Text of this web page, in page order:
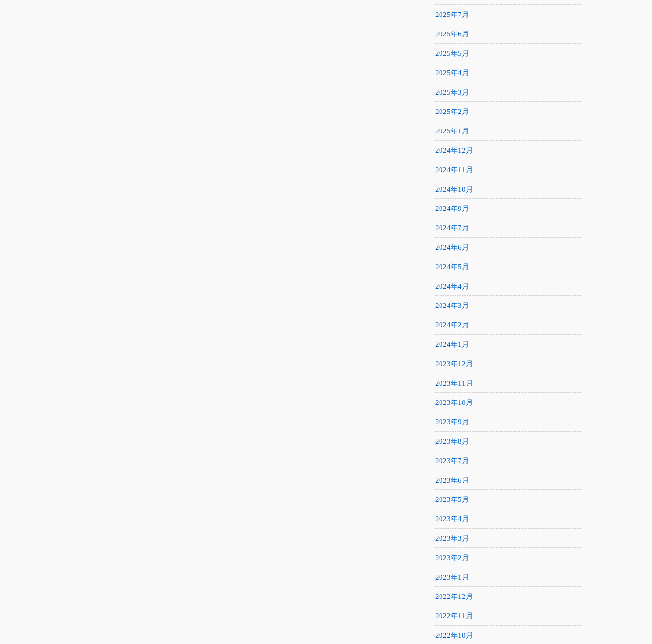
2025年7月
2025年6月
2025年5月
2025年4月
2025年3月
2025年2月
2025年1月
2024年12月
2024年11月
2024年10月
2024年9月
2024年7月
2024年6月
2024年5月
2024年4月
2024年3月
2024年2月
2024年1月
2023年12月
2023年11月
2023年10月
2023年9月
2023年8月
2023年7月
2023年6月
2023年5月
2023年4月
2023年3月
2023年2月
2023年1月
2022年12月
2022年11月
2022年10月